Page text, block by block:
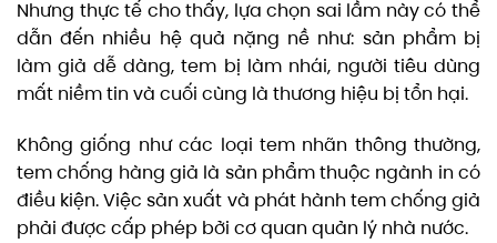
Nhưng thực tế cho thấy, lựa chọn sai lầm này có thể
dẫn đến nhiều hệ quả nặng nề như: sản phẩm bị
làm giả dễ dàng, tem bị làm nhái, người tiêu dùng
mất niềm tin và cuối cùng là thương hiệu bị tổn hại.
Không giống như các loại tem nhãn thông thường,
tem chống hàng giả là sản phẩm thuộc ngành in có
điều kiện. Việc sản xuất và phát hành tem chống giả
phải được cấp phép bởi cơ quan quản lý nhà nước.